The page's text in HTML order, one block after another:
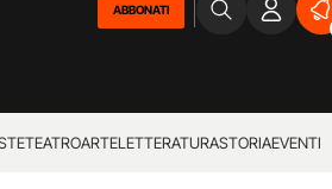
ABBONATI
TEATROARTELETTERATURASTORIAEVENTI